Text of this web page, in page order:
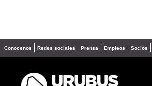
Conocenos Redes sociales Prensa Empleos Socios